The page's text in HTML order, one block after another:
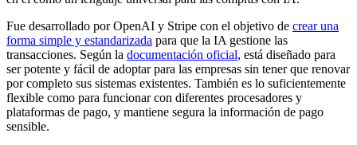
Fue desarrollado por OpenAI y Stripe con el objetivo de crear una
forma simple y estandarizada para que la IA gestione las
transacciones. Según la documentación oficial, está diseñado para
ser potente y fácil de adoptar para las empresas sin tener que renovar
por completo sus sistemas existentes. También es lo suficientemente
flexible como para funcionar con diferentes procesadores y
plataformas de pago, y mantiene segura la información de pago
sensible.